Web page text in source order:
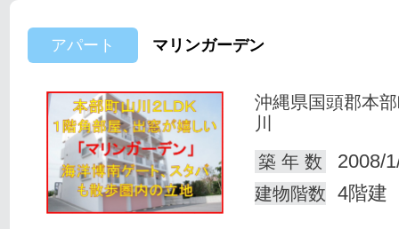
アパート マリンガーデン
沖縄県国頭郡本
川
築 年 数
2008/
建物階数 4階建